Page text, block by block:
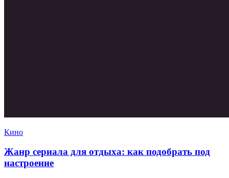
Кино
Жанр сериала для отдыха: как подобрать под
настроение